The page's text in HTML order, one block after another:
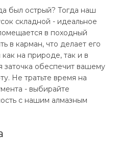
был острый? Тогда наш
складной - идеальное
в походный
в карман, что делает его
на природе, так и в
заточка обеспечит вашему
Не тратьте время на
- выбирайте
с нашим алмазным